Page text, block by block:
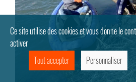
Ce site utilise des cookies et vous donne le
activer
Tout accepter
Personnaliser